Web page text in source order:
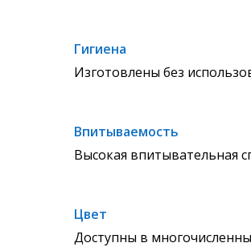
Гигиена
Изготовлены без
Впитываемость
Высокая впитывательная
Цвет
Доступны в